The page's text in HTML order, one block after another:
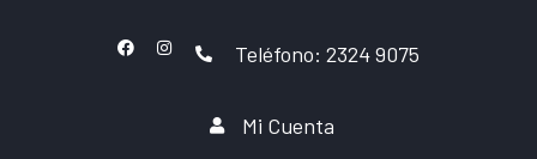
Teléfono: 2324 9075
Mi Cuenta